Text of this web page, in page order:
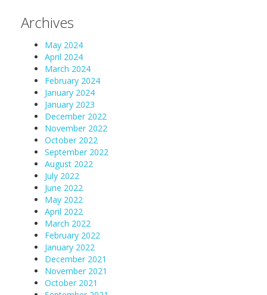
Archives
May 2024
April 2024
March 2024
February 2024
January 2024
January 2023
December 2022
November 2022
October 2022
September 2022
August 2022
July 2022
June 2022
May 2022
April 2022
March 2022
February 2022
January 2022
December 2021
November 2021
October 2021